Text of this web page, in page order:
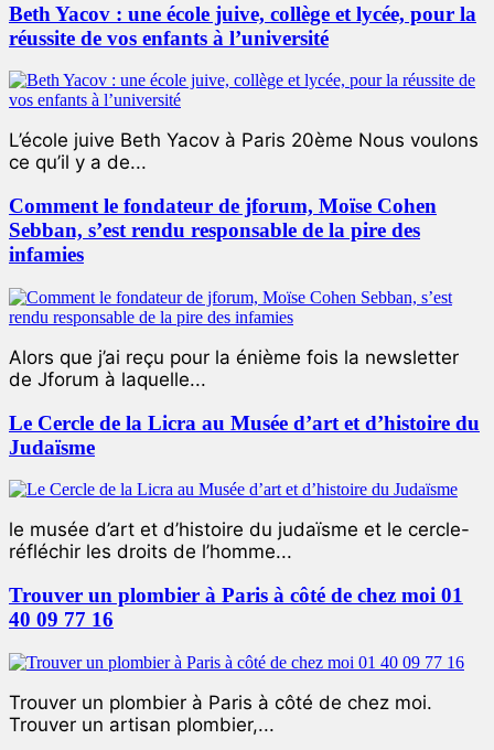
Beth Yacov : une école juive, collège et lycée, pour la
réussite de vos enfants à l’université
L’école juive Beth Yacov à Paris 20ème Nous voulons
ce qu’il y a de...
Comment le fondateur de jforum, Moïse Cohen
Sebban, s’est rendu responsable de la pire des
infamies
Alors que j’ai reçu pour la énième fois la newsletter
de Jforum à laquelle...
Le Cercle de la Licra au Musée d’art et d’histoire du
Judaïsme
le musée d’art et d’histoire du judaïsme et le cercle-
réfléchir les droits de l’homme...
Trouver un plombier à Paris à côté de chez moi 01
40 09 77 16
Trouver un plombier à Paris à côté de chez moi.
Trouver un artisan plombier,...